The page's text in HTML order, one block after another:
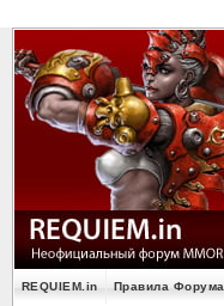
REQUIEM.in Правила Форума